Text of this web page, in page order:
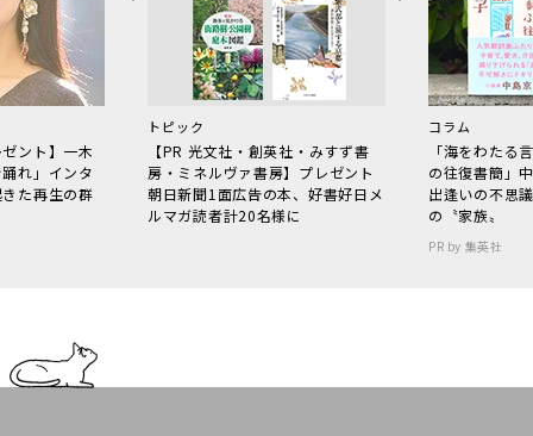
ント】一木
れ」インタ
た再生の群
トピック
【PR 光文社・創英社・みすず書
房・ミネルヴァ書房】プレゼント
朝日新聞1面広告の本、好書好日メ
ルマガ読者計20名様に
コラム
「海をわた
の往復書簡」
出逢いの不思
の〝家族〟
PR by 集英社